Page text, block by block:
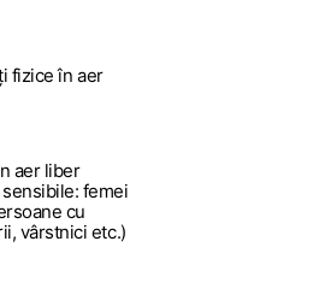
fizice în aer
aer liber
femei
cu
vârstnici etc.)